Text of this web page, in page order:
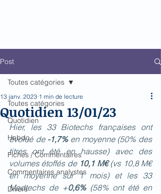
Post
Toutes catégories
Quotidien
Hebdo
Fiches / Commentaires
Commentaires analystes
Divers
Toutes catégories
Quotidien 13/01/23
13 janv. 2023 1 min de lecture
Hier, les 33 Biotechs françaises ont
évolué de -1,7% en moyenne (50% des
titres ont été en hausse) avec des
volumes étoffés de 10,1 M€ (vs 10,8 M€
en moyenne sur 1 mois) et les 33
Medtechs de +0,6% (58% ont été en